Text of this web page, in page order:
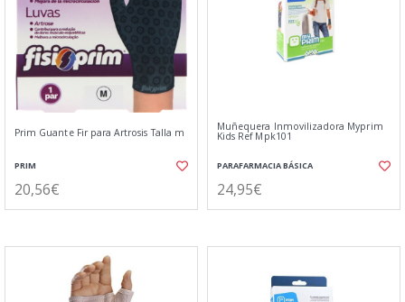
Prim Guante Fir para Artrosis Talla m
PRIM
20,56€
Muñequera Inmovilizadora Myprim
Kids Ref Mpk101
PARAFARMACIA BÁSICA
24,95€